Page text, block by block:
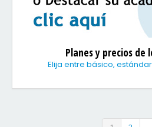
Planes y precios de
Elija entre básico,